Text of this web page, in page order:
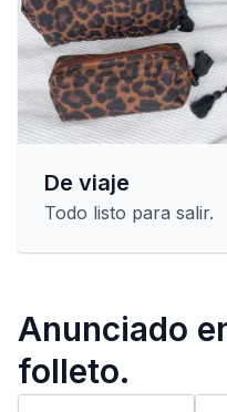
De viaje
Todo listo para salir.
Anunciado
folleto.